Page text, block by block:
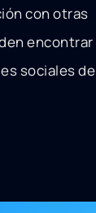
con otras
encontrar
sociales de